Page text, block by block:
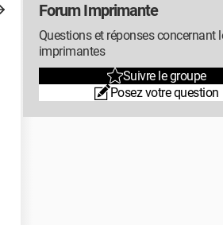
Forum Imprimante
Questions et réponses concernant
imprimantes
Suivre le groupe
Posez votre question